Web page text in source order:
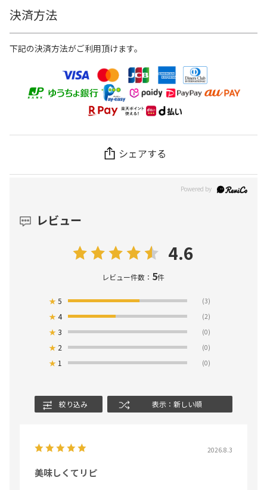
決済方法
下記の決済方法がご利用頂けます。
シェアする
レビュー
4.6
レビュー件数： 5件
★5 (3)
★4 (2)
★3 (0)
★ 2 (0)
★ 1 (0)
絞り込み 表示：新しい順
2026.8.3
美味しくてリピ